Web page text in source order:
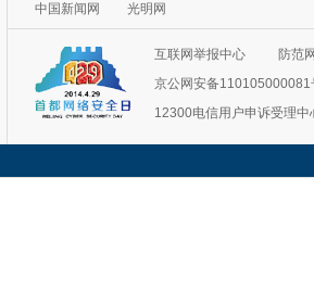
中国新闻网
光明网
互联网举报中心
防范
京公网安备110105000081
12300电信用户申诉受理中